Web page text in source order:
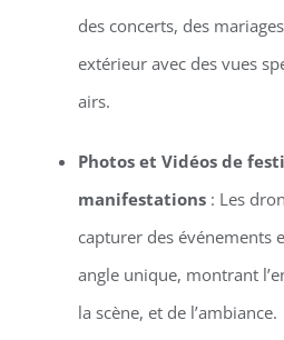
des concerts, des
extérieur avec des vues
airs.
Photos et Vidéos de
manifestations: Les
capturer des événements
angle unique, montrant
la scène, et de l’ambiance.